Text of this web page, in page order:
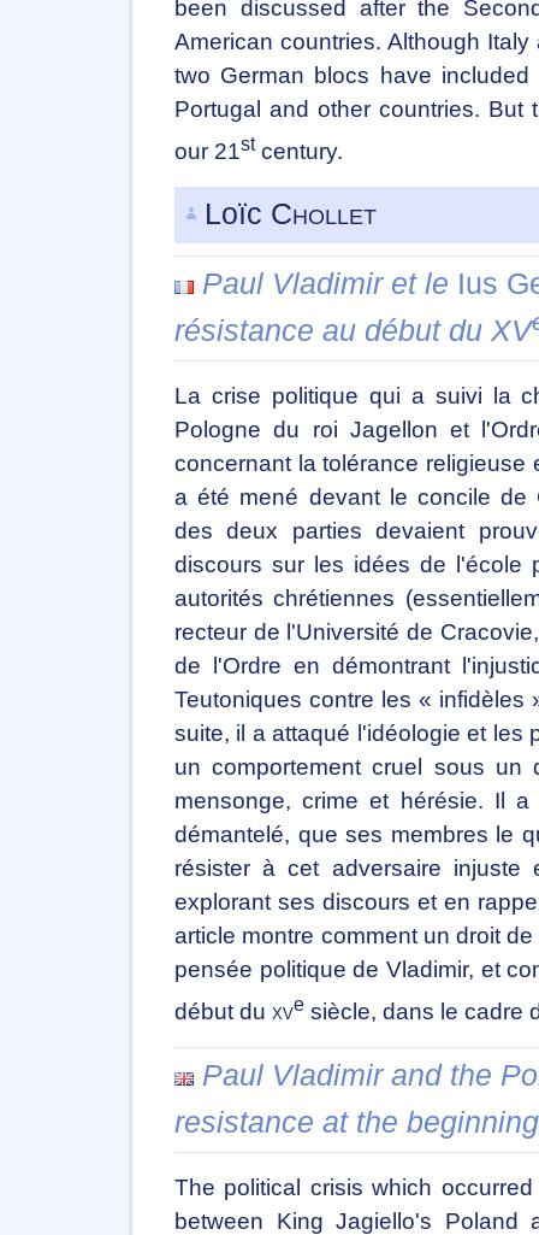
been discussed after the
American countries. Although
two German blocs have
Portugal and other countries. But
our 21stcentury.
Loïc Chollet
Paul Vladimir et le Ius
résistance au début du XV
La crise politique qui a suivi la
Pologne du roi Jagellon et
concernant la tolérance religieuse
a été mené devant le concile de
des deux parties devaient
discours sur les idées de l'école
autorités chrétiennes
recteur de l'Université de
de l'Ordre en démontrant
Teutoniques contre les «
suite, il a attaqué l'idéologie et les
un comportement cruel sous un
mensonge, crime et hérésie. Il
démantelé, que ses membres le
résister à cet adversaire injuste
explorant ses discours et en
article montre comment un droit
pensée politique de Vladimir, et
début du xve siècle, dans le cadre
Paul Vladimir and the
resistance at the
The political crisis which
between King Jagiello's Poland